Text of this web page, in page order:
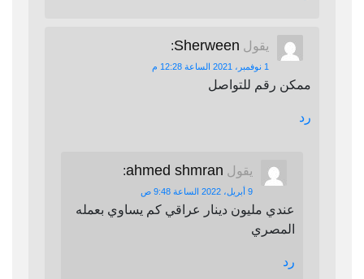
يقول Sherween
:
1 نوفمبر، 2021 الساعة 12:28 م
ممكن رقم للتواصل
رد
يقول ahmed shmran
:
9 أبريل، 2022 الساعة 9:48 ص
عندي مليون دينار عراقي كم يساوي بعمله
المصري
رد